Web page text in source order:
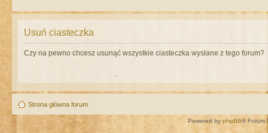
Usuń ciasteczka
Czy na pewno chcesz usunąć wszystkie ciasteczka wysłane z tego forum?
Strona główna forum
Powered by phpBB® Forum